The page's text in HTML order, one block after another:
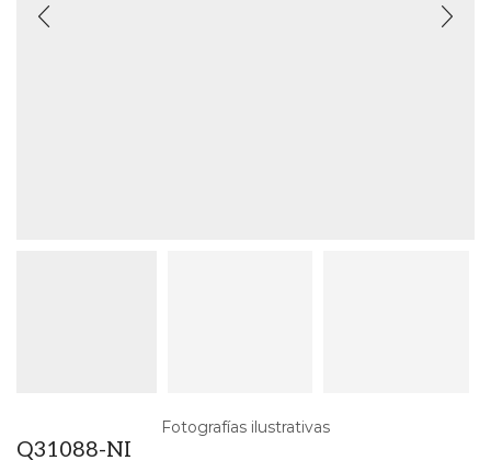
Fotografías ilustrativas
Q31088-NI